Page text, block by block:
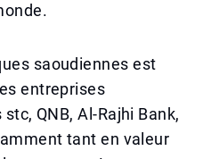
saoudiennes est
entreprises
QNB, Al-Rajhi Bank,
tant en valeur